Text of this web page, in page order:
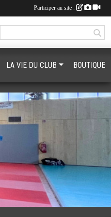
LA VIE DU CLUB BOUTIQUE
Participer au site :